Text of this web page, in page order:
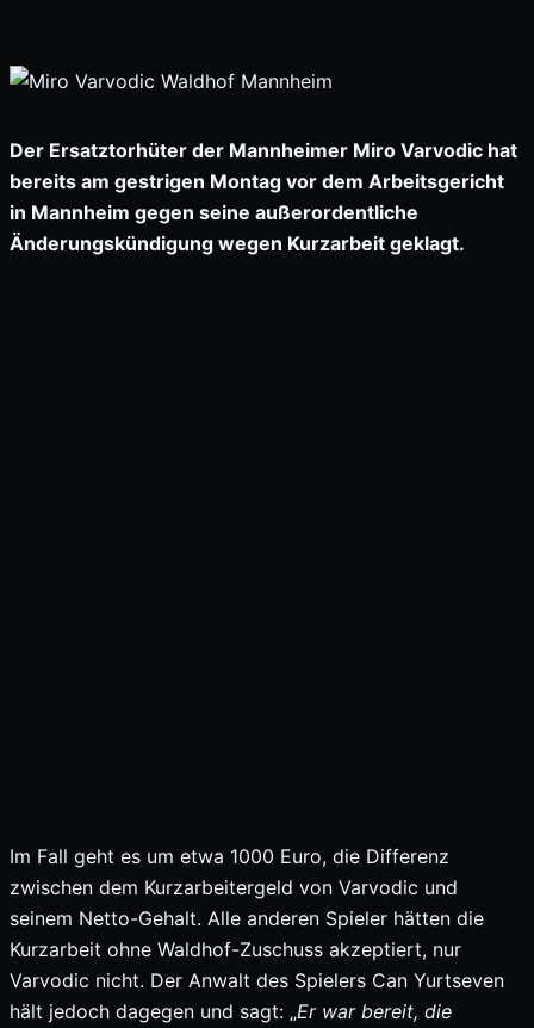
Der Ersatztorhüter der Mannheimer Miro Varvodic hat
bereits am gestrigen Montag vor dem Arbeitsgericht
in Mannheim gegen seine außerordentliche
Änderungskündigung wegen Kurzarbeit geklagt.
Im Fall geht es um etwa 1000 Euro, die Differenz
zwischen dem Kurzarbeitergeld von Varvodic und
seinem Netto-Gehalt. Alle anderen Spieler hätten die
Kurzarbeit ohne Waldhof-Zuschuss akzeptiert, nur
Varvodic nicht. Der Anwalt des Spielers Can Yurtseven
hält jedoch dagegen und sagt: „Er war bereit, die